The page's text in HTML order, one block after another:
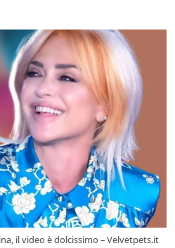
il video è dolcissimo – Velvetpets.it